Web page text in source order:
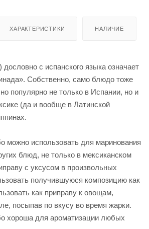
ХАРАКТЕРИСТИКИ НАЛИЧИЕ
с испанского языка означает
Собственно, само блюдо тоже
популярно не только в Испании, но и
(да и вообще в Латинской
можно использовать для маринования
блюд, не только в мексиканском
с уксусом в произвольных
получившуюся композицию как
как приправу к овощам,
посыпав по вкусу во время жарки.
хороша для ароматизации любых